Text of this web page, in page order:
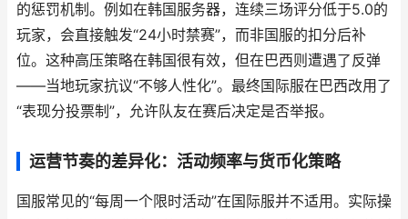
的惩罚机制。例如在韩国服务器，连续三场评分低于5.0的
玩家，会直接触发“24小时禁赛”，而非国服的扣分后补
位。这种高压策略在韩国很有效，但在巴西则遭遇了反弹
——当地玩家抗议“不够人性化”。最终国际服在巴西改用了
“表现分投票制”，允许队友在赛后决定是否举报。
运营节奏的差异化：活动频率与货币化策略
国服常见的“每周一个限时活动”在国际服并不适用。实际操